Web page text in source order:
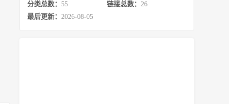
分类总数： 55 链接总数： 26
最后更新： 2026-08-05